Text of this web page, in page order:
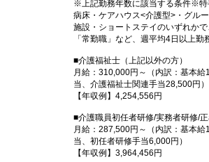
※上記勤務年数に該当する条件※特
病床・ケアハウス<介護型>・グル
施設・ショートステイのいずれか
「常勤職」など、週平均4日以上勤
■介護福祉士（上記以外の方）
月給：310,000円～（内訳：基本
当、介護福祉士関連手当28,500円）
【年収例】4,254,556円
■介護職員初任者研修/実務者研修/
月給：287,500円～（内訳：基本
当、初任者研修手当6,000円）
【年収例】3,964,456円